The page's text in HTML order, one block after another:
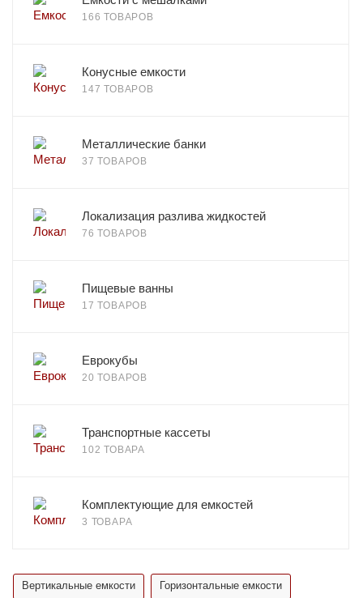
166 ТОВАРОВ
Конусные емкости
147 ТОВАРОВ
Металлические банки
37 ТОВАРОВ
Локализация разлива жидкостей
76 ТОВАРОВ
Пищевые ванны
17 ТОВАРОВ
Еврокубы
20 ТОВАРОВ
Транспортные кассеты
102 ТОВАРА
Комплектующие для емкостей
3 ТОВАРА
Вертикальные емкости Горизонтальные емкости